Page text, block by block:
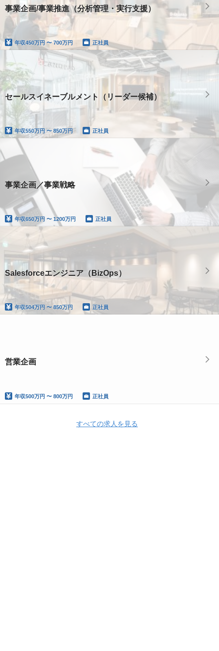
事業企画/事業推進（分析管理・実行支援）
年収450万円 〜 700万円 正社員
セールスイネーブルメント（リーダー候補）
年収550万円 〜 850万円 正社員
事業企画／事業戦略
年収650万円 〜 1200万円 正社員
Salesforceエンジニア（BizOps）
年収504万円 〜 850万円 正社員
営業企画
年収500万円 〜 800万円 正社員
すべての求人を見る